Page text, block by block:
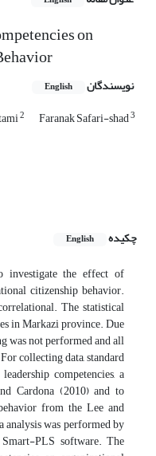
on
نویسندگان English
2 Faranak Safari-shad3
چکیده
English
investigate the effect of
citizenship behavior.
The statistical
in Markazi province. Due
was not performed and all
collecting data, standard
competencies, a
Cardona (2010) and to
from the Lee and
was performed by
PLS software. The